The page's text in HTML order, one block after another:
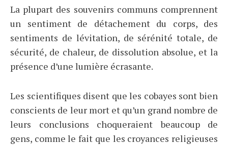
La plupart des souvenirs communs comprennent
un sentiment de détachement du corps, des
sentiments de lévitation, de sérénité totale, de
sécurité, de chaleur, de dissolution absolue, et la
présence d’une lumière écrasante.
Les scientifiques disent que les cobayes sont bien
conscients de leur mort et qu’un grand nombre de
leurs conclusions choqueraient beaucoup de
gens, comme le fait que les croyances religieuses